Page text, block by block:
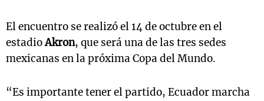
El encuentro se realizó el 14 de octubre en el
estadioAkron, que será una de las tres sedes
mexicanas en la próxima Copa del Mundo.
“Es importante tener el partido, Ecuador marcha